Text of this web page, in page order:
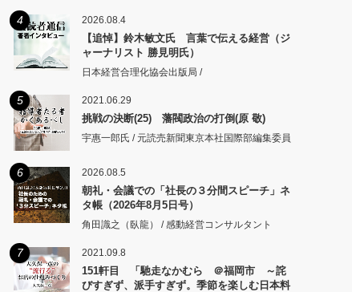
4 2026.08.4
【追悼】鈴木敏文氏 言葉で伝える経営（ジ
ャーナリスト 勝見明氏）
日本経営合理化協会出版局 /
5 2021.06.29
挑戦の決断(25) 藩閥政治の打倒(原 敬)
宇惠一郎氏 / 元読売新聞東京本社国際部編集委員
6 2026.08.5
朝礼・会議での「社長の３分間スピーチ」ネ
タ帳（2026年8月5日号）
角田識之（臥龍） / 感動経営コンサルタント
7 2021.09.8
151軒目 「馳走なかむら ＠福岡市 ～詫
びすぎず、派手すぎず。季節を楽しむ日本料